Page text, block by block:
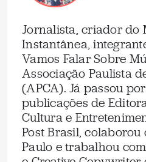
Jornalista, criador do
Instantânea,
Vamos Falar Sobre
Associação Paulista
(APCA). Já passou
publicações de
Cultura e
Post Brasil, colaborou
Paulo e trabalhou